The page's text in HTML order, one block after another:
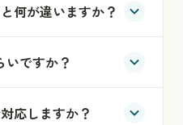
何が違いますか？
いですか？
応しますか？